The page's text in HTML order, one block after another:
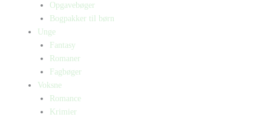
Opgavebøger
Bogpakker til børn
Unge
Fantasy
Romaner
Fagbøger
Voksne
Romance
Krimier